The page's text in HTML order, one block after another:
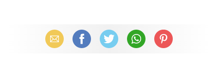
Email Facebook X (Twitter) WhatsAppPinterest